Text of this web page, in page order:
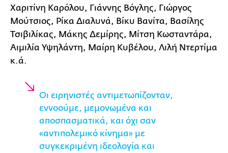
Χαριτίνη Καρόλου, Γιάννης Βόγλης, Γιώργος
Μούτσιος, Ρίκα Διαλυνά, Βίκυ Βανίτα, Βασίλης
Τσιβιλίκας, Μάκης Δεμίρης, Μίτση Κωσταντάρα,
Αιμιλία Υψηλάντη, Μαίρη Κυβέλου, Λιλή Ντερτίμα
κ.ά.
Οι ειρηνιστές αντιμετωπίζονταν,
εννοούμε, μεμονωμένα και
αποσπασματικά, και όχι σαν
«αντιπολεμικό κίνημα» με
συγκεκριμένη ιδεολογία και